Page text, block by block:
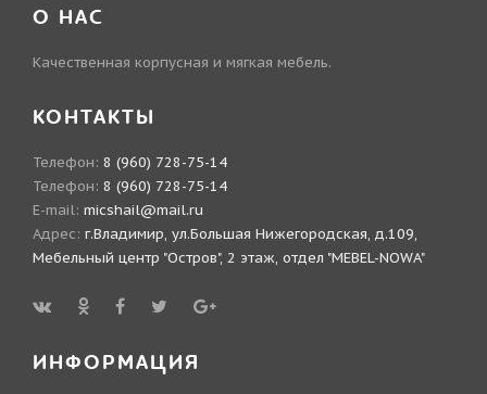
О НАС
Качественная корпусная и мягкая мебель.
КОНТАКТЫ
Телефон: 8 (960) 728-75-14
Телефон: 8 (960) 728-75-14
E-mail: micshail@mail.ru
Адрес: г.Владимир, ул.Большая Нижегородская, д.109,
Мебельный центр "Остров", 2 этаж, отдел "MEBEL-NOWA"
ИНФОРМАЦИЯ